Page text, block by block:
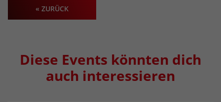
« ZURÜCK
Diese Events könnten dich
auch interessieren